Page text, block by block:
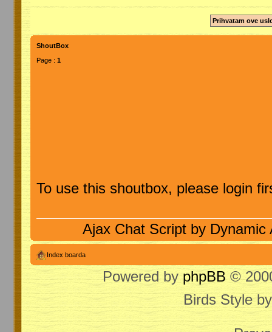
ShoutBox
Page : 1
To use this shoutbox, please login
Ajax Chat Script by Dynamic
Index boarda
Powered byphpBB ©
Birds Style